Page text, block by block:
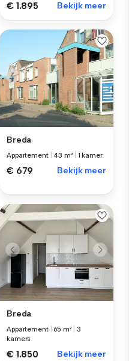
€ 1.895 Bekijk meer
Breda
Appartement 43 m² 1 kamer
€ 679 Bekijk meer
Breda
Appartement 65 m²
3
kamers
€ 1.850 Bekijk meer